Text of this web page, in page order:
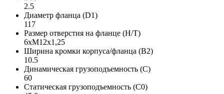
2.5
Диаметр фланца (D1)
117
Размер отверстия на фланце (H/T)
6xM12x1,25
Ширина кромки корпуса/фланца (B2)
10.5
Динамическая грузоподъемность (C)
60
Статическая грузоподъемность (C0)